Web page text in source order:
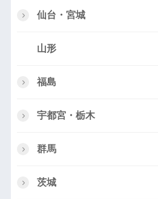
仙台・宮城
山形
福島
宇都宮・栃木
群馬
茨城